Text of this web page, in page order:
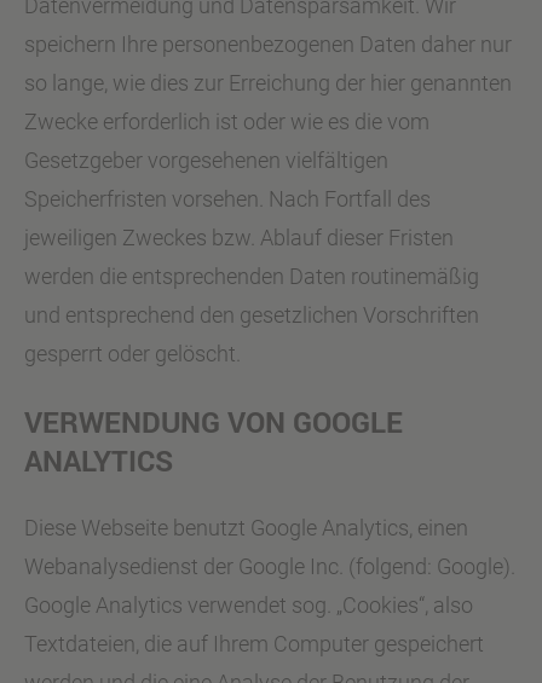
Datenvermeidung und Datensparsamkeit. Wir
speichern Ihre personenbezogenen Daten daher nur
so lange, wie dies zur Erreichung der hier genannten
Zwecke erforderlich ist oder wie es die vom
Gesetzgeber vorgesehenen vielfältigen
Speicherfristen vorsehen. Nach Fortfall des
jeweiligen Zweckes bzw. Ablauf dieser Fristen
werden die entsprechenden Daten routinemäßig
und entsprechend den gesetzlichen Vorschriften
gesperrt oder gelöscht.
VERWENDUNG VON GOOGLE
ANALYTICS
Diese Webseite benutzt Google Analytics, einen
Webanalysedienst der Google Inc. (folgend: Google).
Google Analytics verwendet sog. „Cookies“, also
Textdateien, die auf Ihrem Computer gespeichert